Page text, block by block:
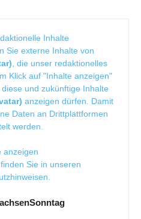
Inhalte
Sie externe Inhalte von
, die unser redaktionelles
Klick auf "Inhalte anzeigen"
und zukünftige Inhalte
anzeigen dürfen. Damit
Daten an Drittplattformen
werden.
anzeigen
Sie in unseren